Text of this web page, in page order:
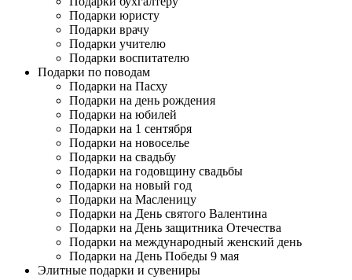
Подарки юристу
Подарки врачу
Подарки учителю
Подарки воспитателю
Подарки по поводам
Подарки на Пасху
Подарки на день рождения
Подарки на юбилей
Подарки на 1 сентября
Подарки на новоселье
Подарки на свадьбу
Подарки на годовщину свадьбы
Подарки на новый год
Подарки на Масленицу
Подарки на День святого Валентина
Подарки на День защитника Отечества
Подарки на международный женский день
Подарки на День Победы 9 мая
Элитные подарки и сувениры